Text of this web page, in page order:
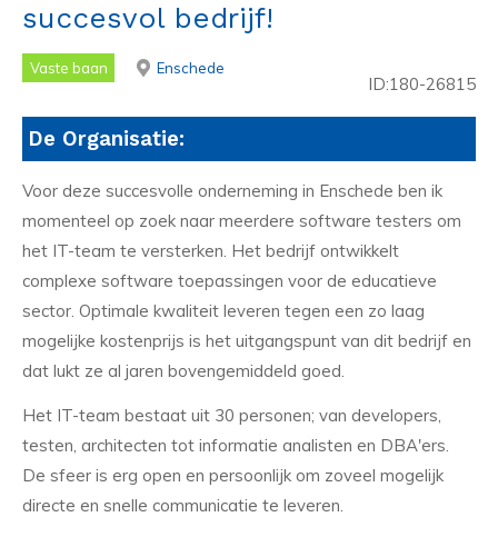
succesvol bedrijf!
Vaste baan Enschede
ID:180-26815
De Organisatie:
Voor deze succesvolle onderneming in Enschede ben ik
momenteel op zoek naar meerdere software testers om
het IT-team te versterken. Het bedrijf ontwikkelt
complexe software toepassingen voor de educatieve
sector. Optimale kwaliteit leveren tegen een zo laag
mogelijke kostenprijs is het uitgangspunt van dit bedrijf en
dat lukt ze al jaren bovengemiddeld goed.
Het IT-team bestaat uit 30 personen; van developers,
testen, architecten tot informatie analisten en DBA'ers.
De sfeer is erg open en persoonlijk om zoveel mogelijk
directe en snelle communicatie te leveren.